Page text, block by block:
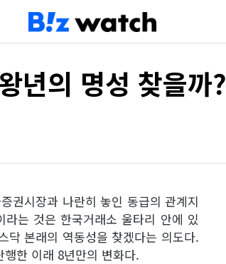
년의 명성 찾을까?
권시장과 나란히 놓인 동급의 관계지
는 것은 한국거래소 울타리 안에 있
닥 본래의 역동성을 찾겠다는 의도다.
한 이래 8년만의 변화다.